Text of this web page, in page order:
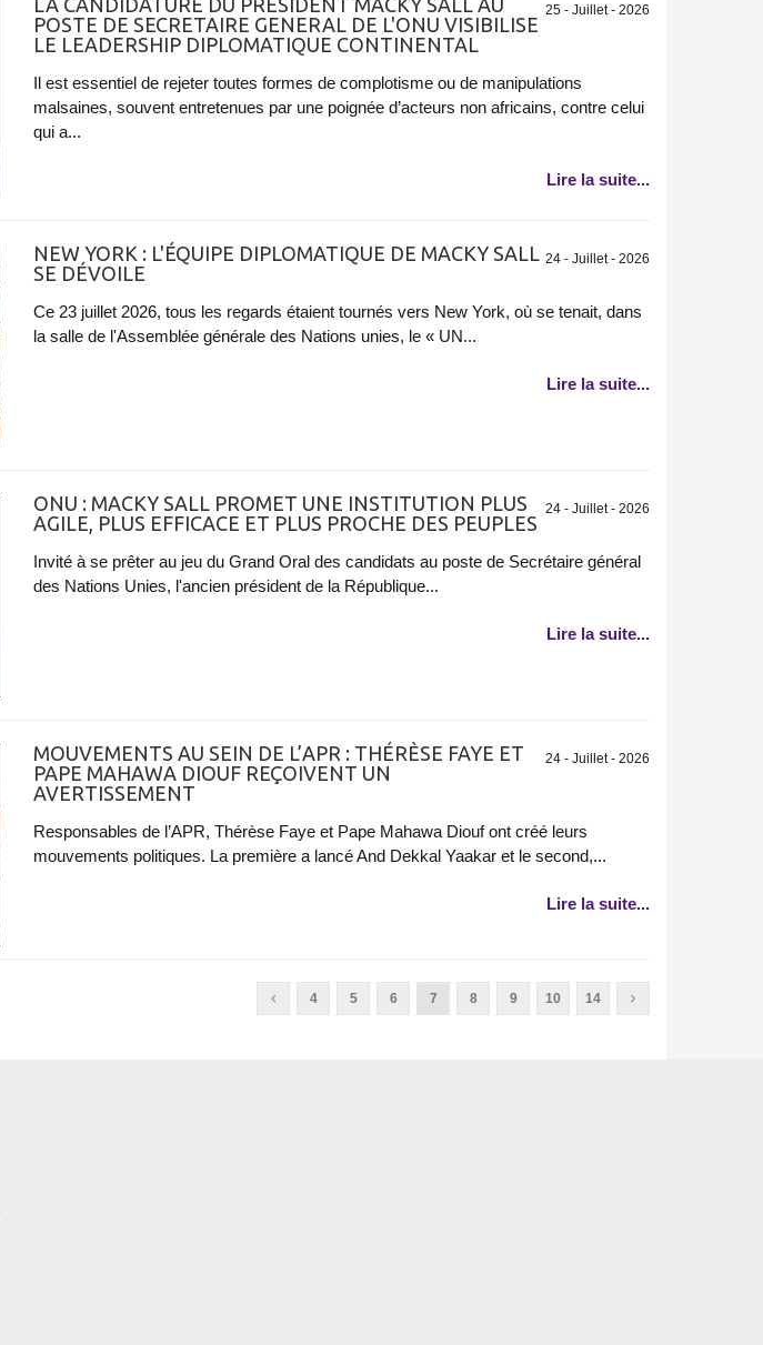
25 - Juillet - 2026
POSTE DE SECRETAIRE GENERAL DE L'ONU VISIBILISE
LE LEADERSHIP DIPLOMATIQUE CONTINENTAL
Il est essentiel de rejeter toutes formes de complotisme ou de manipulations
malsaines, souvent entretenues par une poignée d’acteurs non africains, contre celui
qui a...
Lire la suite...
24 - Juillet - 2026
NEW YORK : L'ÉQUIPE DIPLOMATIQUE DE MACKY SALL
SE DÉVOILE
Ce 23 juillet 2026, tous les regards étaient tournés vers New York, où se tenait, dans
la salle de l'Assemblée générale des Nations unies, le « UN...
Lire la suite...
24 - Juillet - 2026
ONU : MACKY SALL PROMET UNE INSTITUTION PLUS
AGILE, PLUS EFFICACE ET PLUS PROCHE DES PEUPLES
Invité à se prêter au jeu du Grand Oral des candidats au poste de Secrétaire général
des Nations Unies, l'ancien président de la République...
Lire la suite...
24 - Juillet - 2026
MOUVEMENTS AU SEIN DE L’APR : THÉRÈSE FAYE ET
PAPE MAHAWA DIOUF REÇOIVENT UN
AVERTISSEMENT
Responsables de l’APR, Thérèse Faye et Pape Mahawa Diouf ont créé leurs
mouvements politiques. La première a lancé And Dekkal Yaakar et le second,...
Lire la suite...
4 5 6 7 8 9 10 14